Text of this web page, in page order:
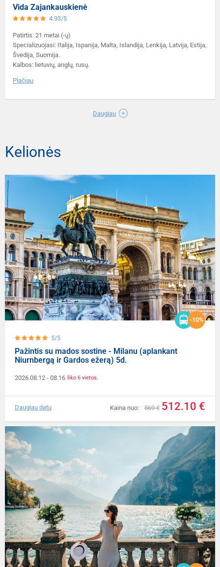
Vida Zajankauskienė
4.93/5
Patirtis: 21 metai (-ų)
Specializuojasi: Italija, Ispanija, Malta, Islandija, Lenkija, Latvija, Estija,
Švedija, Suomija.
Kalbos: lietuvių, anglų, rusų.
Plačiau
Daugiau
Kelionės
5/5
-10%
Pažintis su mados sostine - Milanu (aplankant
Niurnbergą ir Gardos ežerą) 5d.
2026.08.12 - 08.16 liko 6 vietos.
Kaina nuo: 569 € 512.10 €
Daugiau datų